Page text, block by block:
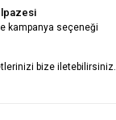
kampanya seçeneği
bize iletebilirsiniz.